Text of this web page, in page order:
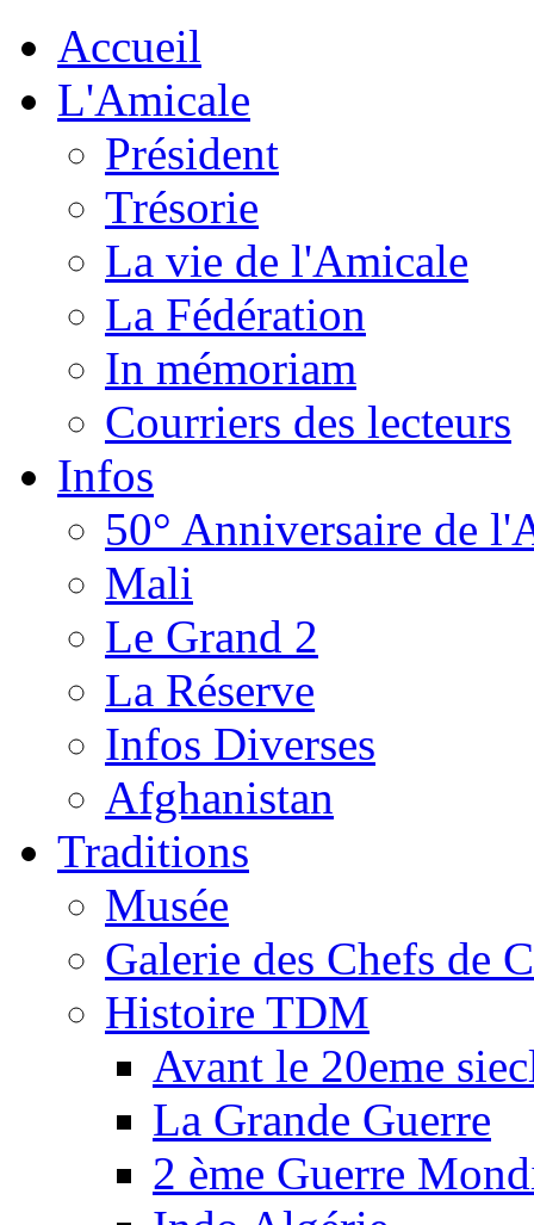
Accueil
L'Amicale
Président
Trésorie
La vie de l'Amicale
La Fédération
In mémoriam
Courriers des lecteurs
Infos
50° Anniversaire de
Mali
Le Grand 2
La Réserve
Infos Diverses
Afghanistan
Traditions
Musée
Galerie des Chefs de
Histoire TDM
Avant le 20eme
La Grande Guerre
2 ème Guerre